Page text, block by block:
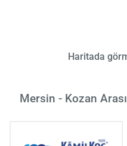
Haritada
Mersin - Kozan